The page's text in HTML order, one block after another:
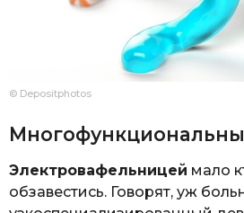
© Depositphotos
Электровафельницей мало
обзавестись. Говорят, уж